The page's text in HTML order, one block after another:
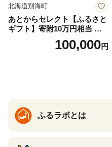
北海道別海町
あとからセレクト【ふるさと
ギフト】寄附10万円相当 あ
とから選べる！ ギフト いく
ら ほたて 海鮮 牛肉 別海町
ギフト ふるさと納税 ）
100,000円
ふるラボとは